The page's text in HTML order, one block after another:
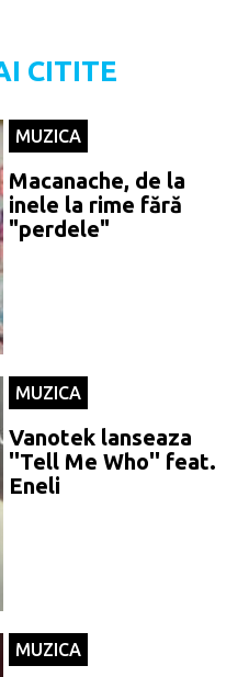
CITITE
MUZICA
Macanache, de la
inele la rime fără
"perdele"
MUZICA
Vanotek lanseaza
''Tell Me Who'' feat.
Eneli
MUZICA